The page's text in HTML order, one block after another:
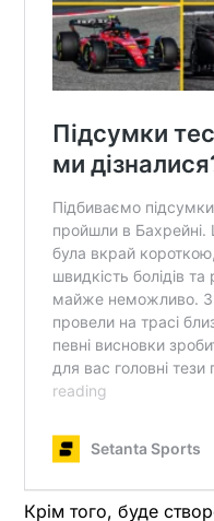
Крім того, буде